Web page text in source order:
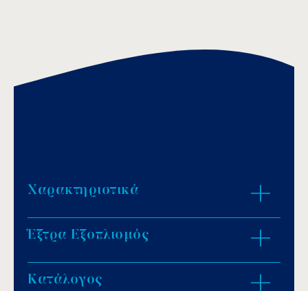
Χαρακτηριστικά
Για φίλτρα 2,5 και 4 bar.
Έξτρα Εξοπλισμός
Κατάλογος